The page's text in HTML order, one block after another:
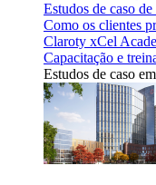
Estudos de caso
Como os clientes
Claroty xCel
Capacitação e
Estudos de caso